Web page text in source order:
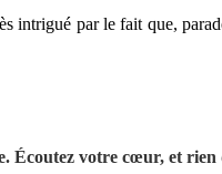
par le fait que,
Écoutez votre cœur, et rien